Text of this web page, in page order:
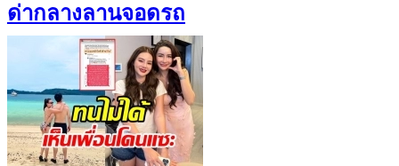
ด่ากลางลานจอดรถ